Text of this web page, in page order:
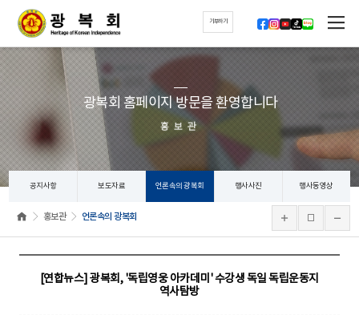
기부하기
광복회 홈페이지 방문을 환영합니다
홍보관
공지사항 보도자료 언론속의 광복회 행사사진 행사동영상
홍보관 언론속의 광복회
[연합뉴스] 광복회, '독립영웅 아카데미' 수강생 독일 독립운동지
역사탐방